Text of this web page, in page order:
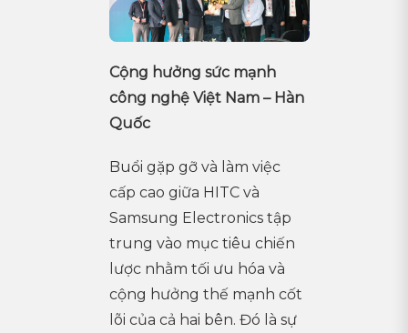
Cộng hưởng sức mạnh
công nghệ Việt Nam – Hàn
Quốc
Buổi gặp gỡ và làm việc
cấp cao giữa HITC và
Samsung Electronics tập
trung vào mục tiêu chiến
lược nhằm tối ưu hóa và
cộng hưởng thế mạnh cốt
lõi của cả hai bên. Đó là sự